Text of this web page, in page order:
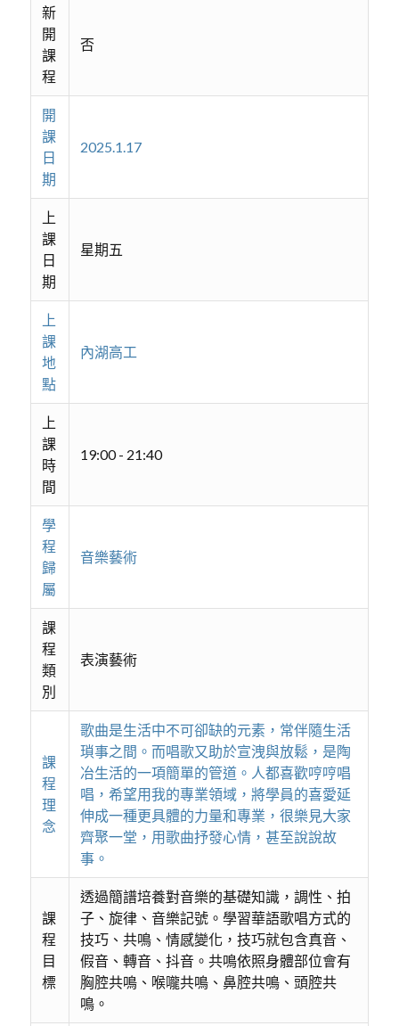
新
開
課
程
否
開
課
日
期
2025.1.17
上
課
日
期
星期五
上
課
地
點
內湖高工
上
課
時
間
19:00 - 21:40
學
程
歸
屬
音樂藝術
課
程
類
別
表演藝術
課
程
理
念
歌曲是生活中不可卻缺的元素，常伴隨生活
瑣事之間。而唱歌又助於宣洩與放鬆，是陶
冶生活的一項簡單的管道。人都喜歡哼哼唱
唱，希望用我的專業領域，將學員的喜愛延
伸成一種更具體的力量和專業，很樂見大家
齊聚一堂，用歌曲抒發心情，甚至說說故
事。
課
程
目
標
透過簡譜培養對音樂的基礎知識，調性、拍
子、旋律、音樂記號。學習華語歌唱方式的
技巧、共鳴、情感變化，技巧就包含真音、
假音、轉音、抖音。共鳴依照身體部位會有
胸腔共鳴、喉嚨共鳴、鼻腔共鳴、頭腔共
鳴。